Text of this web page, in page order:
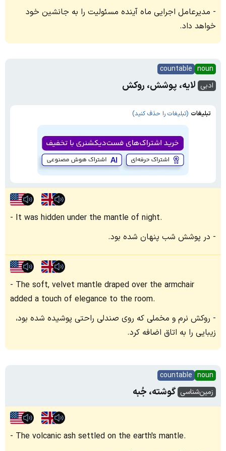
مدیرعامل اجرایی ماه آینده مسئولیت را به جانشین خود
خواهد داد.
noun
countable
ادبی لایه، پوشش، روکش
تبلیغات (تبلیغات را حذف کنید)
It was hidden under the mantle of night.
در پوشش شب پنهان شده بود.
The soft, velvet mantle draped over the armchair
added a touch of elegance to the room.
روکش نرم و مخملی که روی صندلی راحتی پوشیده شده بود،
زیبایی را به اتاق اضافه کرد.
noun
countable
زمین‌شناسی گوشته، جُبه
The volcanic ash settled on the earth's mantle.